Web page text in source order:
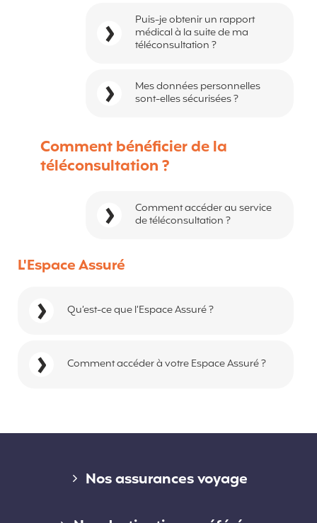
Puis-je obtenir un rapport
médical à la suite de ma
téléconsultation ?
Mes données personnelles
sont-elles sécurisées ?
Comment bénéficier de la
téléconsultation ?
Comment accéder au service
de téléconsultation ?
L'Espace Assuré
Qu’est-ce que l’Espace Assuré ?
Comment accéder à votre Espace Assuré ?
Nos assurances voyage
Assurance voyage courte durée